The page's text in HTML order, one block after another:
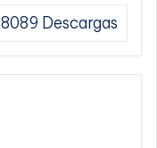
8089 Descargas